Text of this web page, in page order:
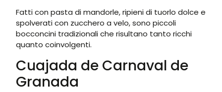
Fatti con pasta di mandorle, ripieni di tuorlo dolce e
spolverati con zucchero a velo, sono piccoli
bocconcini tradizionali che risultano tanto ricchi
quanto coinvolgenti.
Cuajada de Carnaval de
Granada